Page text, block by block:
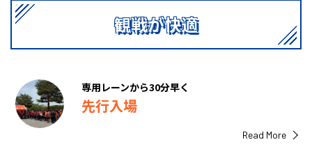
観戦が快適
専用レーンから30分早く
先行入場
Read More